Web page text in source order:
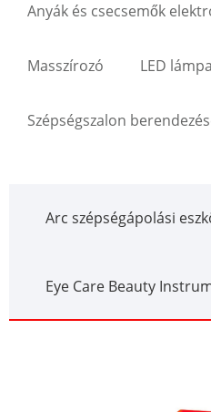
Anyák és csecsemők
Masszírozó LED lámpa
Szépségszalon
Arc szépségápolási
Eye Care Beauty